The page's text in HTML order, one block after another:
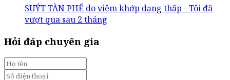
SUÝT TÀN PHẾ do viêm khớp dạng thấp - Tôi đã
vượt qua sau 2 tháng
Hỏi đáp chuyên gia